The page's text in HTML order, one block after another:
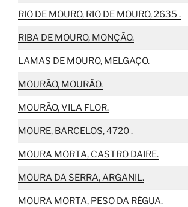
RIO DE MOURO, RIO DE MOURO, 2635 .
RIBA DE MOURO, MONÇÃO.
LAMAS DE MOURO, MELGAÇO.
MOURÃO, MOURÃO.
MOURÃO, VILA FLOR.
MOURE, BARCELOS, 4720 .
MOURA MORTA, CASTRO DAIRE.
MOURA DA SERRA, ARGANIL.
MOURA MORTA, PESO DA RÉGUA.